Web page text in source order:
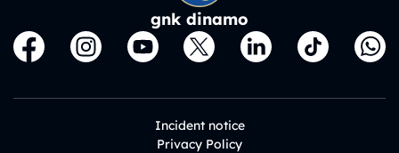
gnk dinamo
Incident notice
Privacy Policy